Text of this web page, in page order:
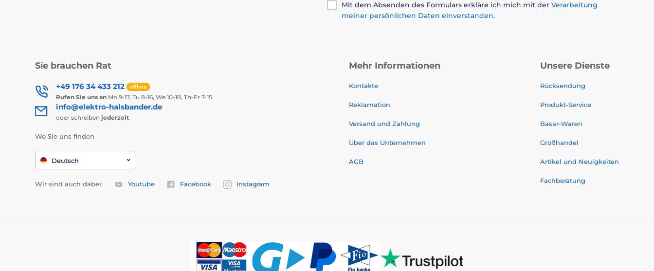
Mit dem Absenden des Formulars erkläre ich mich mit der Verarbeitung
meiner persönlichen Daten einverstanden.
Sie brauchen Rat
+49 176 34 433 212 offline
Rufen Sie uns an Mo 9-17, Tu 8-16, We 10-18, Th-Fr 7-15
info@elektro-halsbander.de
oder schreiben jederzeit
Wo Sie uns finden
Deutsch
Wir sind auch dabei: Youtube Facebook Instagram
Mehr Informationen
Kontakte
Reklamation
Versand und Zahlung
Über das Unternehmen
AGB
Unsere Dienste
Rücksendung
Produkt-Service
Basar-Waren
Großhandel
Artikel und Neuigkeiten
Fachberatung